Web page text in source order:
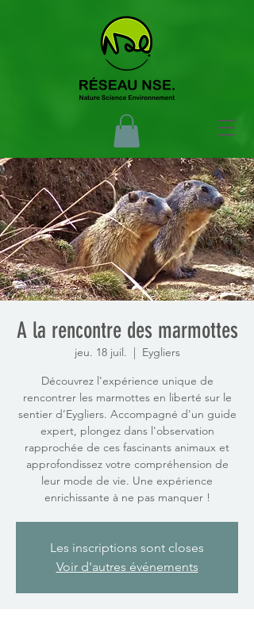
A la rencontre des marmottes
jeu. 18 juil.
  |
Eygliers
Découvrez l'expérience unique de
rencontrer les marmottes en liberté sur le
sentier d’Eygliers. Accompagné d'un guide
expert, plongez dans l'observation
rapprochée de ces fascinants animaux et
approfondissez votre compréhension de
leur mode de vie. Une expérience
enrichissante à ne pas manquer !
Les inscriptions sont closes
Voir d'autres événements